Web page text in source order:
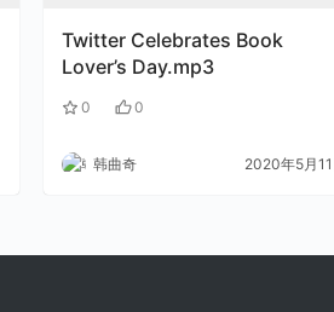
Twitter Celebrates Book
Lover’s Day.mp3
0 0
韩曲奇 2020年5月11